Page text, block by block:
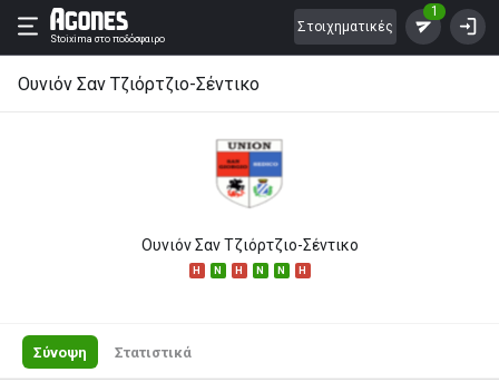
Stoixima στο ποδόσφαιρο
Στοιχηματικές
1
Ουνιόν Σαν Τζιόρτζιο-Σέντικο
Ουνιόν Σαν Τζιόρτζιο-Σέντικο
H N H N N H
Σύνοψη Στατιστικά